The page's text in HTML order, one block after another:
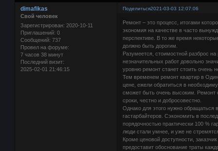
Поделиться2021-03-03 12:07:06
dimafikas
Свой человек
Зарегистрирован: 2020-10-11
Приглашений: 0
Сообщений: 737
Провел на форуме:
7 часов 38 минут
Последний визит:
2025-02-01 21:46:15
Ремонт – это процесс, итогами
экономия на качестве в часто
перспективе. В то же время
должно быть дорогим.
Разумеется, стоимостной разброс
незначительных работ довольно
уровню ремонт станет стоить очень
Тем временем ремонт квартир в
цене, ежели обратиться в
сможет быть очень высоким. Ремонт
сроки, честно и добросовестно.
Однако для этого нужно обращаться
гастарбайтеров. Сэкономить в
порядочностью практически 100 %
люди стали умнее, и уже не
Кроме ценовой доступности,
предоставит обоснование траты